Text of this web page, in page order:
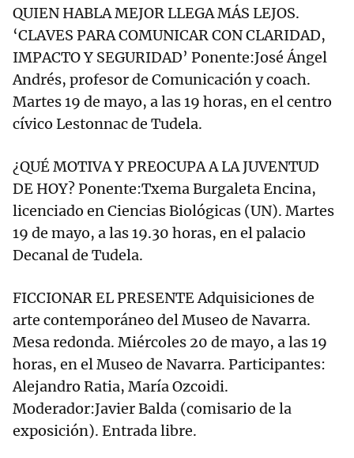
QUIEN HABLA MEJOR LLEGA MÁS LEJOS.
‘CLAVES PARA COMUNICAR CON CLARIDAD,
IMPACTO Y SEGURIDAD’ Ponente:José Ángel
Andrés, profesor de Comunicación y coach.
Martes 19 de mayo, a las 19 horas, en el centro
cívico Lestonnac de Tudela.
¿QUÉ MOTIVA Y PREOCUPA A LA JUVENTUD
DE HOY? Ponente:Txema Burgaleta Encina,
licenciado en Ciencias Biológicas (UN). Martes
19 de mayo, a las 19.30 horas, en el palacio
Decanal de Tudela.
FICCIONAR EL PRESENTE Adquisiciones de
arte contemporáneo del Museo de Navarra.
Mesa redonda. Miércoles 20 de mayo, a las 19
horas, en el Museo de Navarra. Participantes:
Alejandro Ratia, María Ozcoidi.
Moderador:Javier Balda (comisario de la
exposición). Entrada libre.